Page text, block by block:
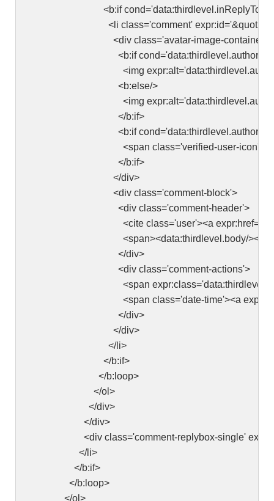
<b:if cond='data:thirdlevel.inReplyTo ==
<li class='comment' expr:id='&quot;c&quot;
<div class='avatar-image-container'>
<b:if
<img expr:alt='data:thirdlevel.author'
<b:else/>
<img expr:alt='data:thirdlevel.author'
</b:if>
<b:if cond='data:thirdlevel.author ==
<span class='verified-user-icon'><svg
</b:if>
</div>
<div class='comment-block'>
<div class='comment-header'>
<cite class='user'><a
<span><data:thirdlevel.body/></
</div>
<div class='comment-actions'>
<span
<span class='date-time'><a
</div>
</div>
</li>
</b:if>
</b:loop>
</ol>
</div>
</div>
<div class='comment-replybox-single'
</li>
</b:if>
</b:loop>
</ol>